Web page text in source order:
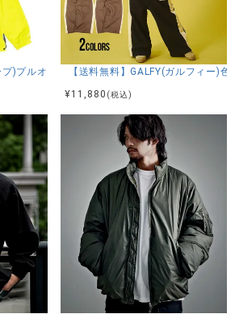
プ)プルオーバーパーカー/全2色
【送料無料】GALFY(ガルフィー)
¥11,880 (税込)